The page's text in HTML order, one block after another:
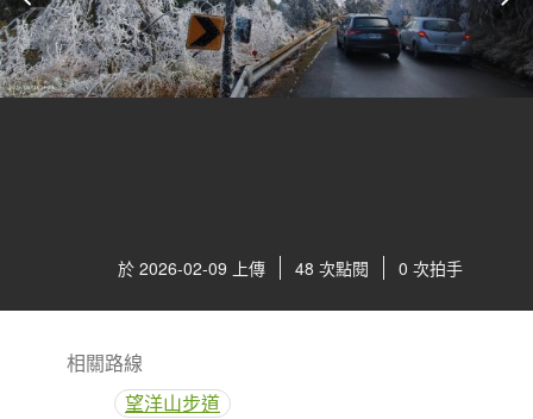
於 2026-02-09 上傳 48 次點閱 0 次拍手
相關路線
望洋山步道